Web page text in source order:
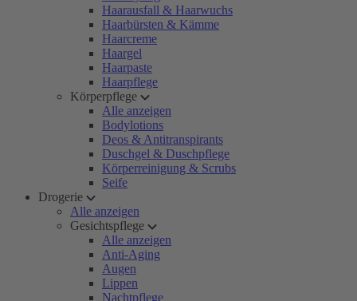
Haarausfall & Haarwuchs
Haarbürsten & Kämme
Haarcreme
Haargel
Haarpaste
Haarpflege
Körperpflege
Alle anzeigen
Bodylotions
Deos & Antitranspirants
Duschgel & Duschpflege
Körperreinigung & Scrubs
Seife
Drogerie
Alle anzeigen
Gesichtspflege
Alle anzeigen
Anti-Aging
Augen
Lippen
Nachtpflege